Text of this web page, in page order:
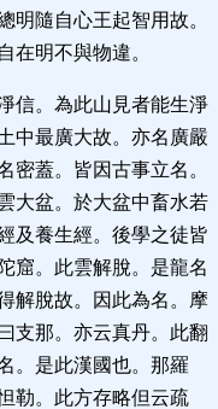
明隨自心王起智用故。
在明不與物違。
信。為此山見者能生淨
中最廣大故。亦名廣嚴
密蓋。皆因古事立名。
大盆。於大盆中畜水若
及養生經。後學之徒皆
窟。此雲解脫。是龍名
解脫故。因此為名。摩
支那。亦云真丹。此翻
。是此漢國也。那羅
勒。此方存略但云疏